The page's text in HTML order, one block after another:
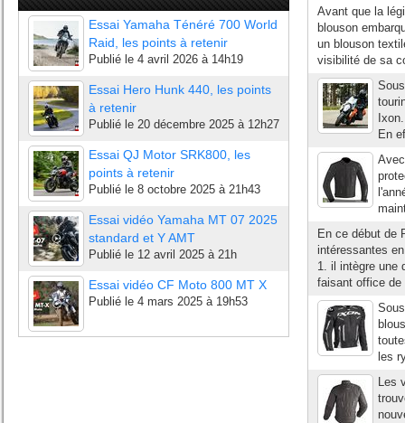
Essai Yamaha Ténéré 700 World
Raid, les points à retenir
Publié le 4 avril 2026 à 14h19
Essai Hero Hunk 440, les points
à retenir
Publié le 20 décembre 2025 à 12h27
Essai QJ Motor SRK800, les
points à retenir
Publié le 8 octobre 2025 à 21h43
Essai vidéo Yamaha MT 07 2025
standard et Y AMT
Publié le 12 avril 2025 à 21h
Essai vidéo CF Moto 800 MT X
Publié le 4 mars 2025 à 19h53
Avant que la
blouson
un blouson
visibilité de sa
En
En ce début de
intéressantes
1. il intègre une
faisant office
les
Les